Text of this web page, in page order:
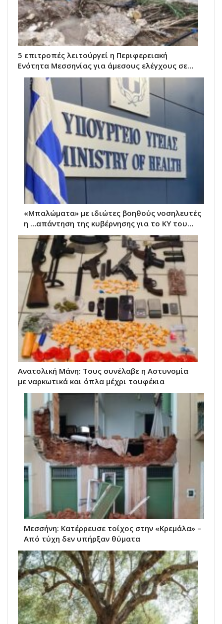
5 επιτροπές λειτούργεί η Περιφερειακή
Ενότητα Μεσσηνίας για άμεσους ελέγχους σε…
«Μπαλώματα» με ιδιώτες βοηθούς νοσηλευτές
η …απάντηση της κυβέρνησης για το ΚΥ του…
Ανατολική Μάνη: Τους συνέλαβε η Αστυνομία
με ναρκωτικά και όπλα μέχρι τουφέκια
Μεσσήνη: Κατέρρευσε τοίχος στην «Κρεμάλα» –
Από τύχη δεν υπήρξαν θύματα